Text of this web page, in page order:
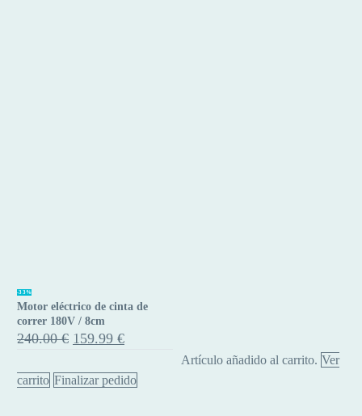
Motor
eléctrico
de
de
correr
-33%
Motor eléctrico de cinta de
correr 180V / 8cm
240.00€ El
precio
era:
240.00 €.
159.99 €El
precio
es:
159.99 €.
Artículo añadido al carrito. Ver
carrito Finalizar pedido